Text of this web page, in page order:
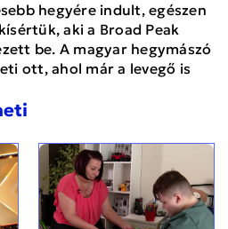
hegyére indult, egészen
aki a Broad Peak
be. A magyar hegymászó
ott, ahol már a levegő is